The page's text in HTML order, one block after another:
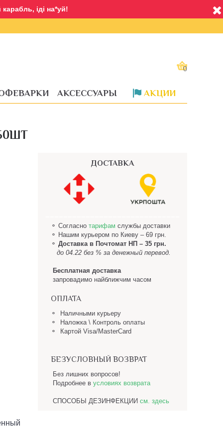
іді на*уй!
0
АКСЕССУАРЫ АКЦИИ
ДОСТАВКА
⚬ Согласно тарифам службы доставки
⚬ Нашим курьером по Киеву – 69 грн.
⚬ Доставка в Почтомат НП – 35 грн.
до 04.22 без % за денежный перевод.
Бесплатная доставка
запровадимо найближчим часом
ОПЛАТА
⚬ Наличными курьеру
⚬ Наложка \ Контроль оплаты
⚬ Картой Visa/MasterCard
БЕЗУСЛОВНЫЙ ВОЗВРАТ
Без лишних вопросов!
Подробнее в условиях возврата
СПОСОБЫ ДЕЗИНФЕКЦИИ см. здесь